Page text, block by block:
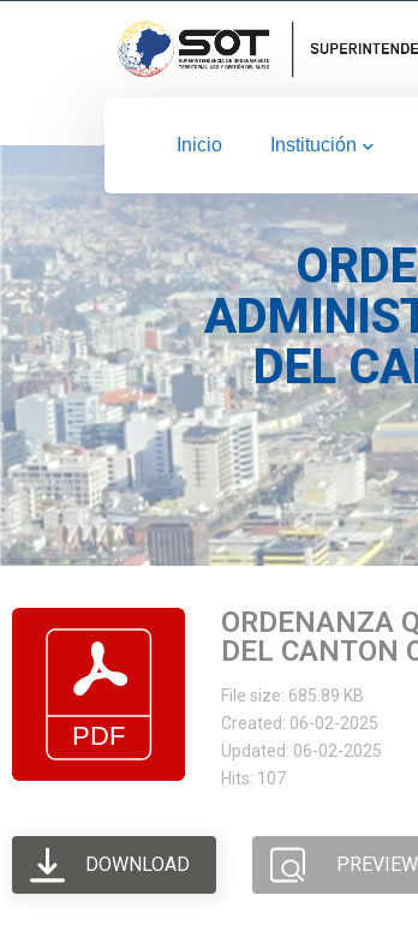
Inicio Institución
DEL
ORDENANZA
DEL CANTON
File size: 685.89 KB
Created: 06-02-2025
Updated: 06-02-2025
Hits: 107
DOWNLOAD PREVIEW